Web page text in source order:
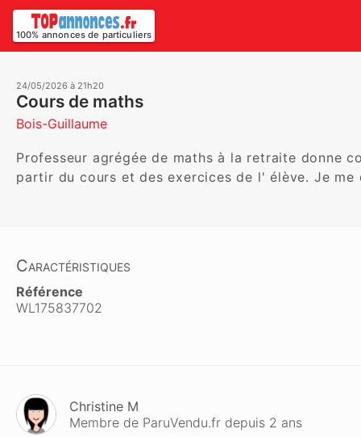
100% annonces de particuliers
24/05/2026 à 21h20
Cours de maths
Bois-Guillaume
Professeur agrégée de maths à la retraite donne
partir du cours et des exercices de l' élève. Je me
Caractéristiques
Référence
WL175837702
Christine M
Membre de ParuVendu.fr depuis 2 ans